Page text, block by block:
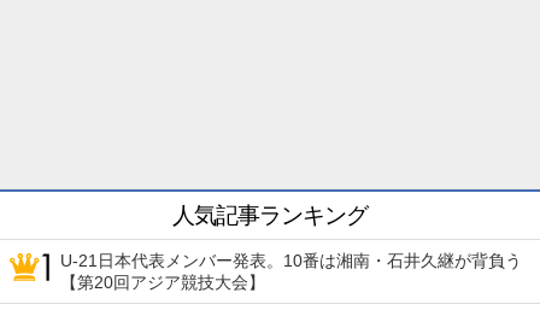
人気記事ランキング
U-21日本代表メンバー発表。10番は湘南・石井久継が背負う
【第20回アジア競技大会】